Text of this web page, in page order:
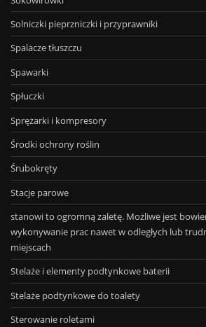
Solniczki pieprzniczki i przyprawniki
Spalacze tłuszczu
Spawarki
Spłuczki
Sprężarki i kompresory
Środki ochrony roślin
Śrubokręty
Stacje parowe
stanowi to ogromną zaletę. Możliwe jest
wykonywanie prac nawet w odległych lub
miejscach
Stelaże i elementy podtynkowe baterii
Stelaże podtynkowe do toalety
Sterowanie roletami